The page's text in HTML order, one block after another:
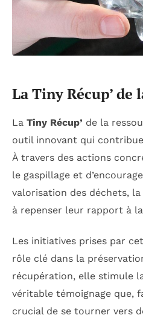
La Tiny Récup’
La Tiny Récup’ de la
outil innovant qui
À travers des actions
le gaspillage et
valorisation des déchets,
à repenser leur rapport à
Les initiatives prises par
rôle clé dans la
récupération, elle stimule
véritable témoignage que,
crucial de se tourner vers